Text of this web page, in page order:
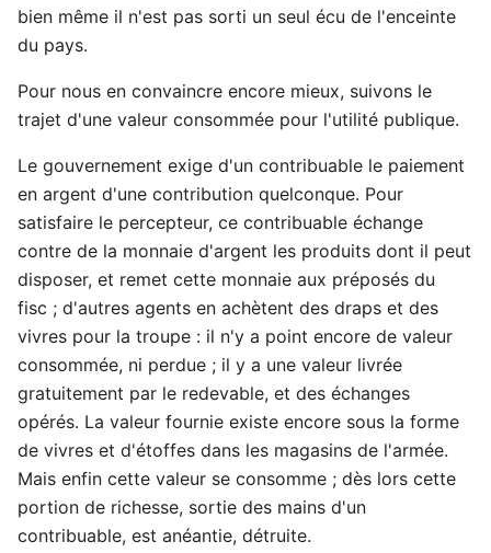
bien même il n'est pas sorti un seul écu de l'enceinte
du pays.
Pour nous en convaincre encore mieux, suivons le
trajet d'une valeur consommée pour l'utilité publique.
Le gouvernement exige d'un contribuable le paiement
en argent d'une contribution quelconque. Pour
satisfaire le percepteur, ce contribuable échange
contre de la monnaie d'argent les produits dont il peut
disposer, et remet cette monnaie aux préposés du
fisc ; d'autres agents en achètent des draps et des
vivres pour la troupe : il n'y a point encore de valeur
consommée, ni perdue ; il y a une valeur livrée
gratuitement par le redevable, et des échanges
opérés. La valeur fournie existe encore sous la forme
de vivres et d'étoffes dans les magasins de l'armée.
Mais enfin cette valeur se consomme ; dès lors cette
portion de richesse, sortie des mains d'un
contribuable, est anéantie, détruite.